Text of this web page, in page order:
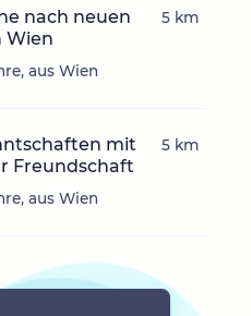
nach neuen
Wien
aus Wien
5 km
mit
Freundschaft
aus Wien
5 km